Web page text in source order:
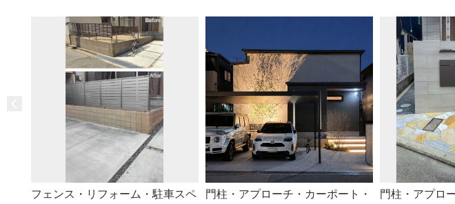
フェンス・リフォーム・駐車スペ
門柱・アプローチ・カーポート・
門柱・アプロ